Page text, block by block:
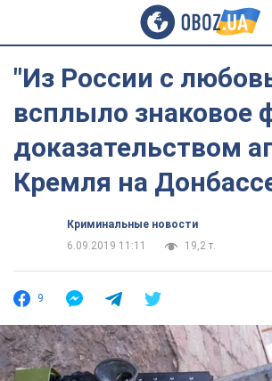
"Из России с
всплыло знаковое
доказательством
Кремля на
Криминальные новости
6.09.2019 11:11
19,2 т.
9